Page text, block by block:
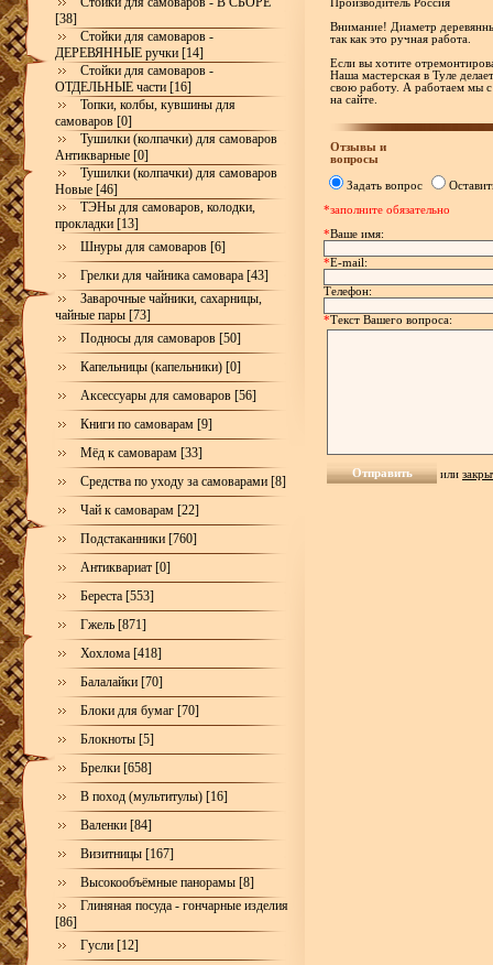
[38]
Стойки для самоваров -
ДЕРЕВЯННЫЕ ручки [14]
Стойки для самоваров -
ОТДЕЛЬНЫЕ части [16]
Топки, колбы, кувшины для
самоваров [0]
Тушилки (колпачки) для самоваров
Антикварные [0]
Тушилки (колпачки) для самоваров
Новые [46]
ТЭНы для самоваров, колодки,
прокладки [13]
Шнуры для самоваров [6]
Грелки для чайника самовара [43]
Заварочные чайники, сахарницы,
чайные пары [73]
Подносы для самоваров [50]
Капельницы (капельники) [0]
Аксессуары для самоваров [56]
Книги по самоварам [9]
Мёд к самоварам [33]
Средства по уходу за самоварами [8]
Чай к самоварам [22]
Подстаканники [760]
Антиквариат [0]
Береста [553]
Гжель [871]
Хохлома [418]
Балалайки [70]
Блоки для бумаг [70]
Блокноты [5]
Брелки [658]
В поход (мультитулы) [16]
Валенки [84]
Визитницы [167]
Высокообъёмные панорамы [8]
Глиняная посуда - гончарные изделия
[86]
Гусли [12]
Производитель Россия
Внимание! Диаметр
так как это ручная работа.
Если вы хотите
Наша мастерская в Туле
свою работу. А работаем мы
на сайте.
Отзывы и
вопросы
Задать вопрос
*заполните обязательно
*Ваше имя:
*E-mail:
Телефон:
*Текст Вашего вопроса:
или